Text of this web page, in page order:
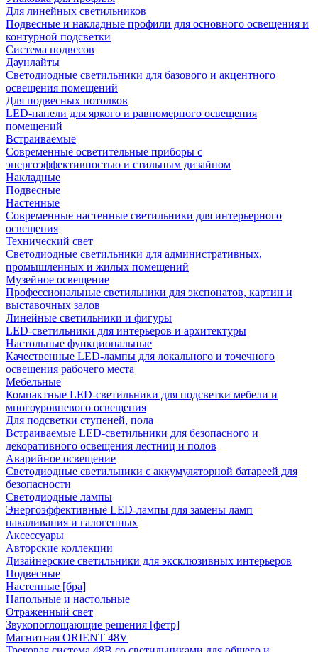
Для линейных светильников
Подвесные и накладные профили для основного освещения и
контурной подсветки
Система подвесов
Даунлайты
Светодиодные светильники для базового и акцентного
освещения помещений
Для подвесных потолков
LED-панели для яркого и равномерного освещения
помещений
Встраиваемые
Современные осветительные приборы с
энергоэффективностью и стильным дизайном
Накладные
Подвесные
Настенные
Современные настенные светильники для интерьерного
освещения
Технический свет
Светодиодные светильники для административных,
промышленных и жилых помещений
Музейное освещение
Профессиональные светильники для экспонатов, картин и
выставочных залов
Линейные светильники и фигуры
LED-светильники для интерьеров и архитектуры
Настольные функциональные
Качественные LED-лампы для локального и точечного
освещения рабочего места
Мебельные
Компактные LED-светильники для подсветки мебели и
многоуровневого освещения
Для подсветки ступеней, пола
Встраиваемые LED-светильники для безопасного и
декоративного освещения лестниц и полов
Аварийное освещение
Светодиодные светильники с аккумуляторной батареей для
безопасности
Светодиодные лампы
Энергоэффективные LED-лампы для замены ламп
накаливания и галогенных
Аксессуары
Авторские коллекции
Дизайнерские светильники для эксклюзивных интерьеров
Подвесные
Настенные [бра]
Напольные и настольные
Отраженный свет
Звукопоглощающие решения [фетр]
Магнитная ORIENT 48V